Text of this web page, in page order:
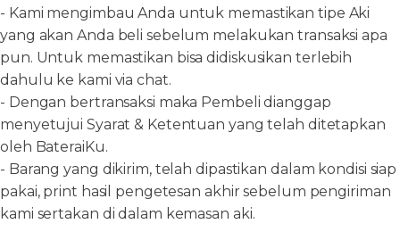
- Kami mengimbau Anda untuk memastikan tipe Aki
yang akan Anda beli sebelum melakukan transaksi apa
pun. Untuk memastikan bisa didiskusikan terlebih
dahulu ke kami via chat.
- Dengan bertransaksi maka Pembeli dianggap
menyetujui Syarat & Ketentuan yang telah ditetapkan
oleh BateraiKu.
- Barang yang dikirim, telah dipastikan dalam kondisi siap
pakai, print hasil pengetesan akhir sebelum pengiriman
kami sertakan di dalam kemasan aki.